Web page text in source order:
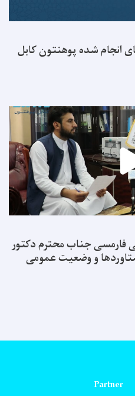
انجام شده پوهنتون کابل
فارمسی جناب محترم دکتور
و وضعیت عمومی
Partner